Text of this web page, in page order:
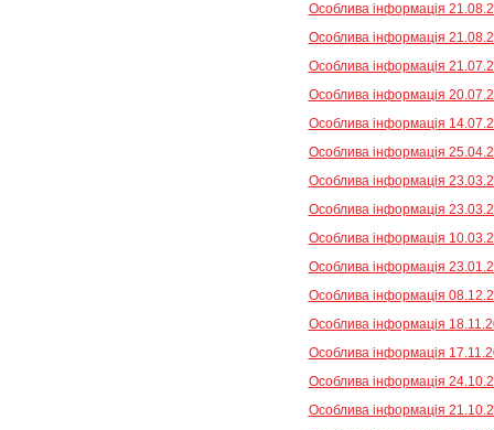
Особлива інформація
Особлива інформація
Особлива інформація
Особлива інформація
Особлива інформація
Особлива інформація
Особлива інформація
Особлива інформація
Особлива інформація
Особлива інформація
Особлива інформація
Особлива інформація
Особлива інформація
Особлива інформація
Особлива інформація